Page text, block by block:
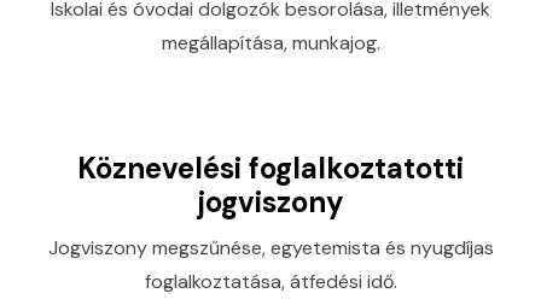
Iskolai és óvodai dolgozók besorolása, illetmények
megállapítása, munkajog.
Köznevelési foglalkoztatotti
jogviszony
Jogviszony megszűnése, egyetemista és nyugdíjas
foglalkoztatása, átfedési idő.